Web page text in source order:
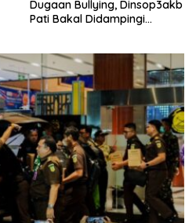
Dugaan Bullying, Dinsop3akb
Pati Bakal Didampingi